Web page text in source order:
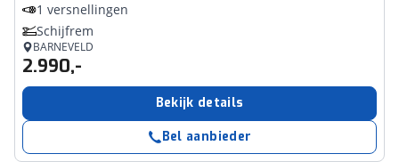
1 versnellingen
Schijfrem
BARNEVELD
2.990,-
Bekijk details
Bel aanbieder